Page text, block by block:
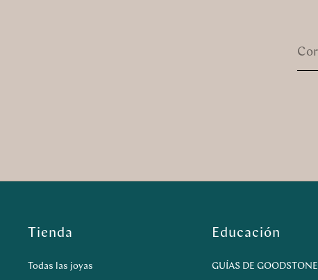
Tienda
Todas las joyas
Educación
GUÍAS DE GOODSTONE